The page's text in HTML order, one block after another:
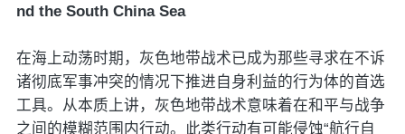
nd the South China Sea
在海上动荡时期，灰色地带战术已成为那些寻求在不诉
诸彻底军事冲突的情况下推进自身利益的行为体的首选
工具。从本质上讲，灰色地带战术意味着在和平与战争
之间的模糊范围内行动。此类行动有可能侵蚀“航行自